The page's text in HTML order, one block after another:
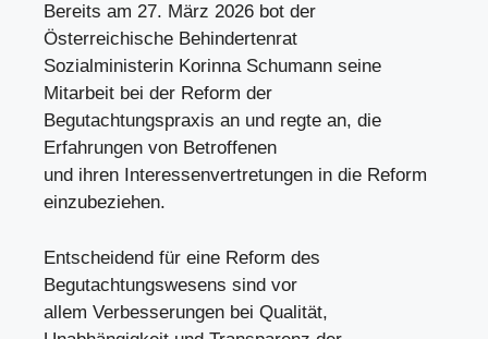
Bereits am 27. März 2026 bot der
Österreichische Behindertenrat
Sozialministerin Korinna Schumann seine
Mitarbeit bei der Reform der
Begutachtungspraxis an und regte an, die
Erfahrungen von Betroffenen
und ihren Interessenvertretungen in die Reform
einzubeziehen.
Entscheidend für eine Reform des
Begutachtungswesens sind vor
allem Verbesserungen bei Qualität,